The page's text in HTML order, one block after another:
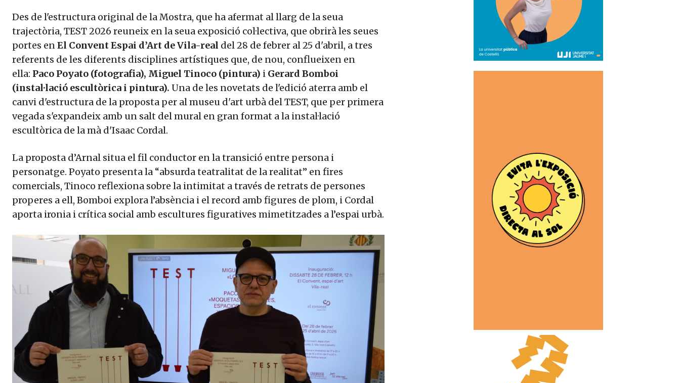
Des de l'estructura original de la Mostra, que ha afermat al llarg de la seua
trajectòria, TEST 2026 reuneix en la seua exposició col·lectiva, que obrirà les seues
portes enEl Convent Espai d’Art de Vila-real del 28 de febrer al 25 d'abril, a tres
referents de les diferents disciplines artístiques que, de nou, conflueixen en
ella: Paco Poyato (fotografia), Miguel Tinoco (pintura) i Gerard Bomboi
(instal·lació escultòrica i pintura). Una de les novetats de l'edició aterra amb el
canvi d'estructura de la proposta per al museu d'art urbà del TEST, que per primera
vegada s'expandeix amb un salt del mural en gran format a la instal·lació
escultòrica de la mà d'Isaac Cordal.
La proposta d’Arnal situa el fil conductor en la transició entre persona i
personatge. Poyato presenta la “absurda teatralitat de la realitat” en fires
comercials, Tinoco reflexiona sobre la intimitat a través de retrats de persones
properes a ell, Bomboi explora l’absència i el record amb figures de plom, i Cordal
aporta ironia i crítica social amb escultures figuratives mimetitzades a l’espai urbà.